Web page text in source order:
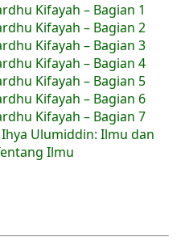
Kifayah – Bagian 1
Kifayah – Bagian 2
Kifayah – Bagian 3
Kifayah – Bagian 4
Kifayah – Bagian 5
Kifayah – Bagian 6
Kifayah – Bagian 7
Ulumiddin: Ilmu dan
Ilmu